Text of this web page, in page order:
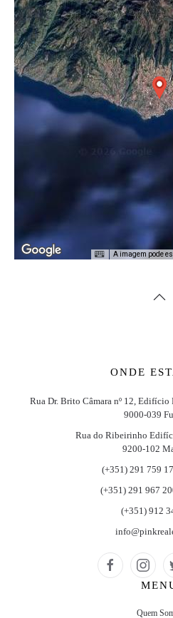
A imagem pode
ONDE
Rua Dr. Brito Câmara nº 12,
9000-039
Rua do Ribeirinho
9200-102
(+351) 291 759
(+351) 291 967
(+351) 912
Quem